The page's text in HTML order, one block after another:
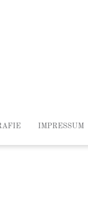
IMPRESSUM